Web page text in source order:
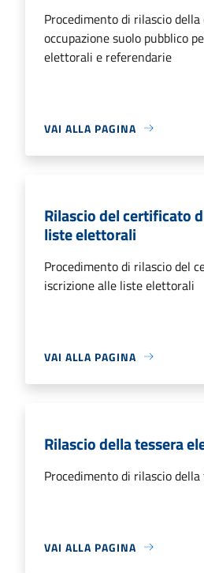
Procedimento di rilascio della
occupazione suolo pubblico
elettorali e referendarie
VAI ALLA PAGINA
Rilascio del certificato
liste elettorali
Procedimento di rilascio del
iscrizione alle liste elettorali
VAI ALLA PAGINA
Rilascio della tessera
Procedimento di rilascio
VAI ALLA PAGINA